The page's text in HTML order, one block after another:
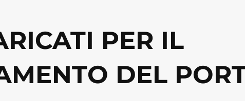
PER IL
DEL